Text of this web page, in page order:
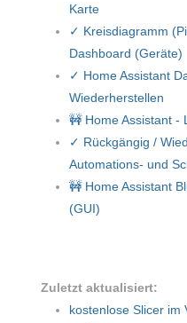
Karte
✓ Kreisdiagramm
Dashboard (Geräte)
✓ Home Assistant
Wiederherstellen
🚧 Home Assistant -
✓ Rückgängig /
Automations- und
🚧 Home Assistant
(GUI)
Zuletzt aktualisiert:
kostenlose Slicer im